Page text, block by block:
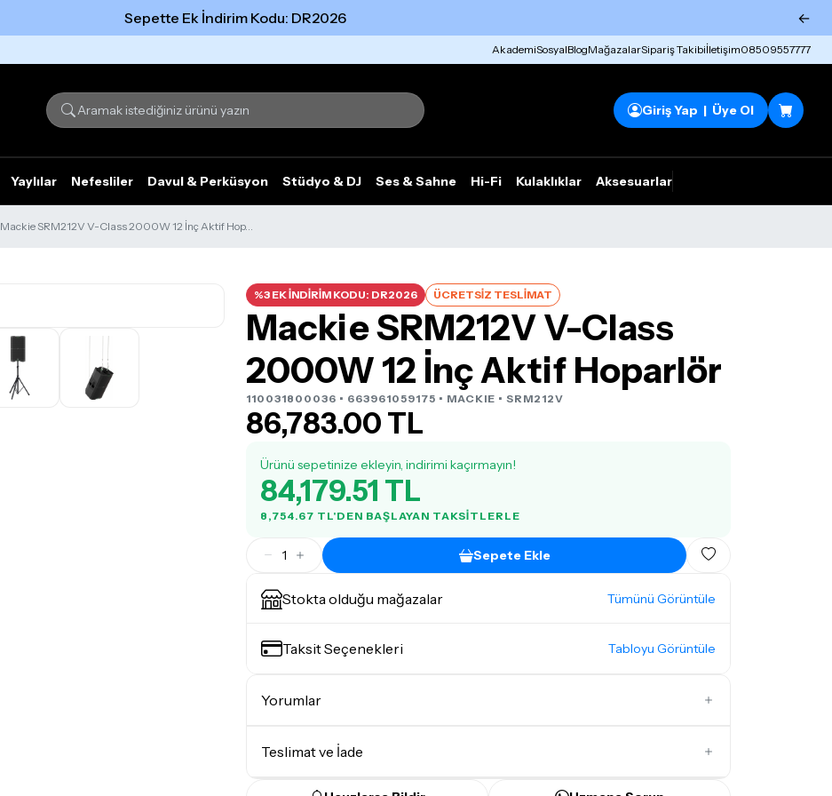
Sepette Ek İndirim Kodu: DR2026 ←
AkademiSosyalBlogMağazalarSipariş Takibiİletişim08509557777
Giriş Yap | Üye Ol
Yaylılar Nefesliler Davul & Perküsyon Stüdyo & DJ Ses & Sahne Hi-Fi Kulaklıklar Aksesuarlar
Mackie SRM212V V-Class 2000W 12 İnç Aktif Hop...
%3 EK İNDİRİM KODU: DR2026 ÜCRETSİZ TESLİMAT
Mackie SRM212V V-Class
2000W 12 İnç Aktif Hoparlör
110031800036 • 663961059175 • MACKIE • SRM212V
86,783.00 TL
Ürünü sepetinize ekleyin, indirimi kaçırmayın!
84,179.51 TL
8,754.67 TL'DEN BAŞLAYAN TAKSITLERLE
1 Sepete Ekle
Stokta olduğu mağazalar Tümünü Görüntüle
Taksit Seçenekleri Tabloyu Görüntüle
Yorumlar
Teslimat ve İade
Tümünü gör